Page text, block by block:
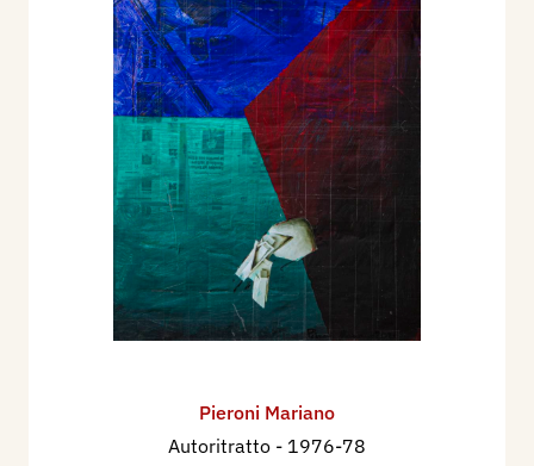
Pieroni Mariano
Autoritratto - 1976-78